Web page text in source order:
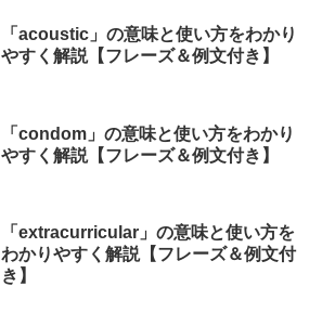
「acoustic」の意味と使い方をわかり
やすく解説【フレーズ＆例文付き】
「condom」の意味と使い方をわかり
やすく解説【フレーズ＆例文付き】
「extracurricular」の意味と使い方を
わかりやすく解説【フレーズ＆例文付
き】